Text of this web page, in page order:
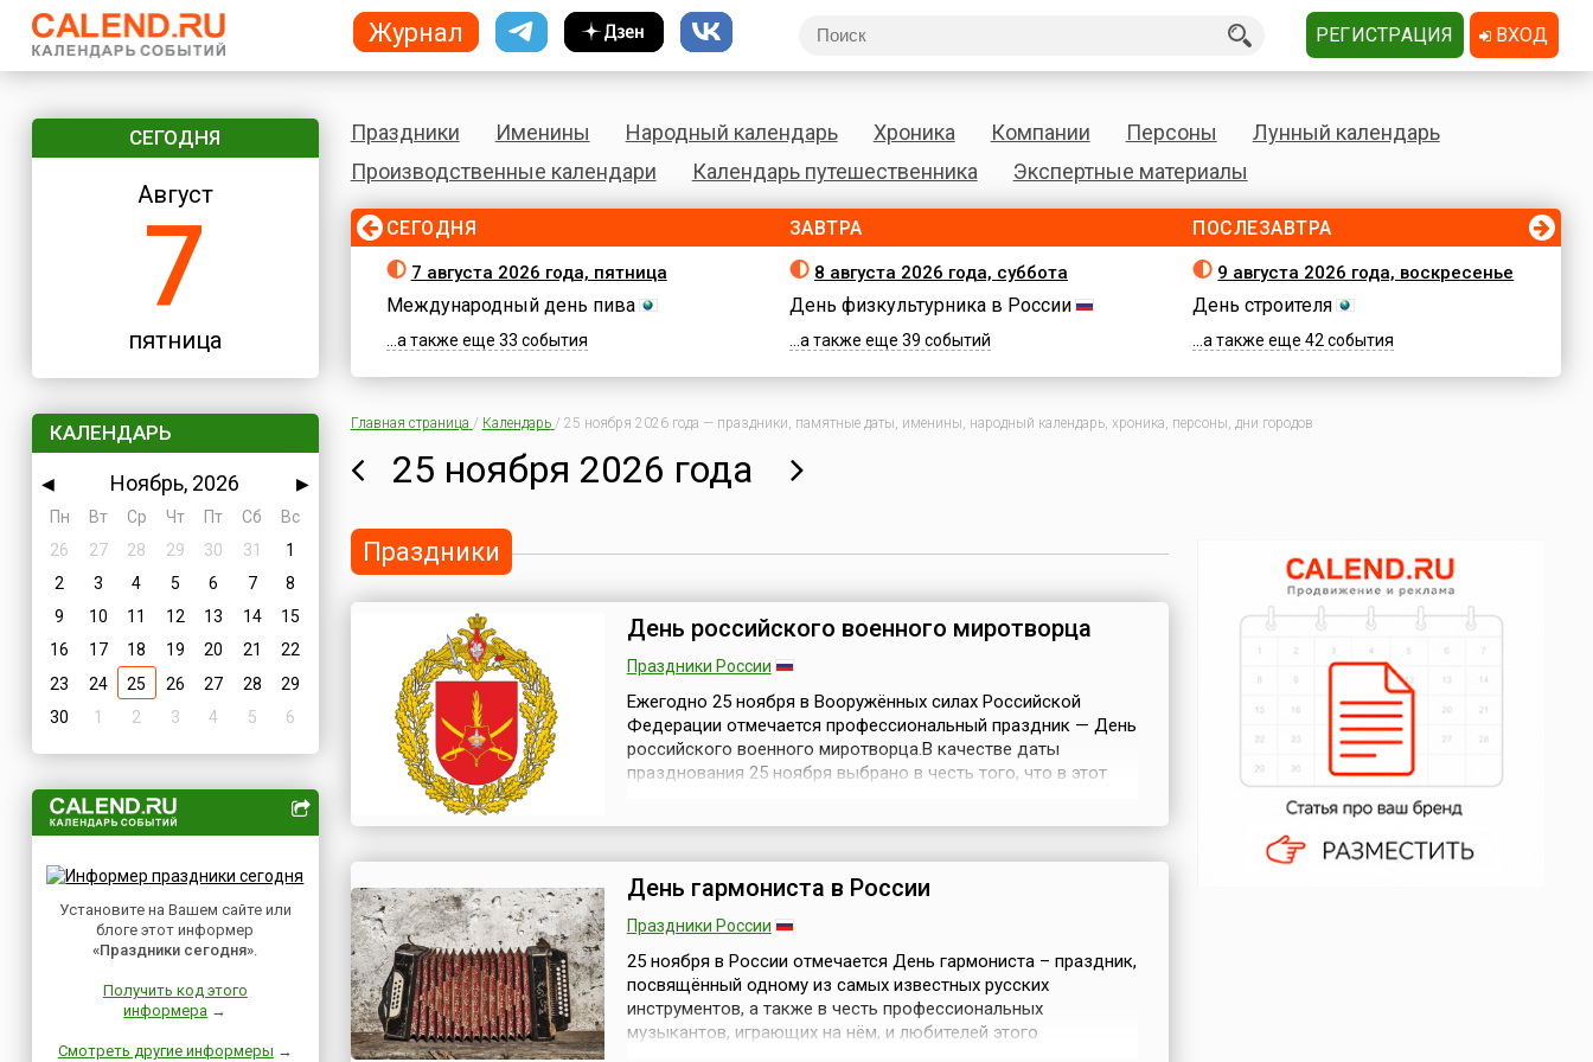
СЕГОДНЯ
Август
7
пятница
КАЛЕНДАРЬ
◀ Ноябрь, 2026
▶
Пн
Вт Ср Чт Пт Сб
Вс
26
27 28 29 30 31
1
2
3 4 5 6 7
8
9
10 11 12 13 14
15
16
17 18 19 20 21
22
23
24 25 26 27 28
29
30
1 2 3 4 5 6
Установите на Вашем сайте или
блоге этот информер
«Праздники сегодня».
Получить код этого
информера →
Смотреть другие информеры →
Праздники Именины Народный календарь Хроника Компании Персоны
Лунный календарь
Производственные календари
Календарь путешественника Экспертные материалы
СЕГОДНЯ
7 августа 2026 года, пятница
Международный день пива
...а также еще 33 события
ЗАВТРА
8 августа 2026 года, суббота
День физкультурника в России
...а также еще 39 событий
ПОСЛЕЗАВТРА
9 августа 2026 года, воскресенье
День строителя
...а также еще 42 события
Главная страница / Календарь / 25 ноября 2026 года — праздники, памятные даты, именины, народный календарь, хроника, персоны, дни городов
25 ноября 2026 года
Праздники
День российского военного миротворца
Праздники России
Ежегодно 25 ноября в Вооружённых силах Российской
Федерации отмечается профессиональный праздник — День
российского военного миротворца.В качестве даты
празднования 25 ноября выбрано в честь того, что в этот
миротворческие силы ООН — вооруженные ...
День гармониста в России
Праздники России
25 ноября в России отмечается День гармониста – праздник,
посвящённый одному из самых известных русских
инструментов, а также в честь профессиональных
музыкантов, играющих на нём, и любителей этого
Журнал РЕГИСТРАЦИЯ ВХОД